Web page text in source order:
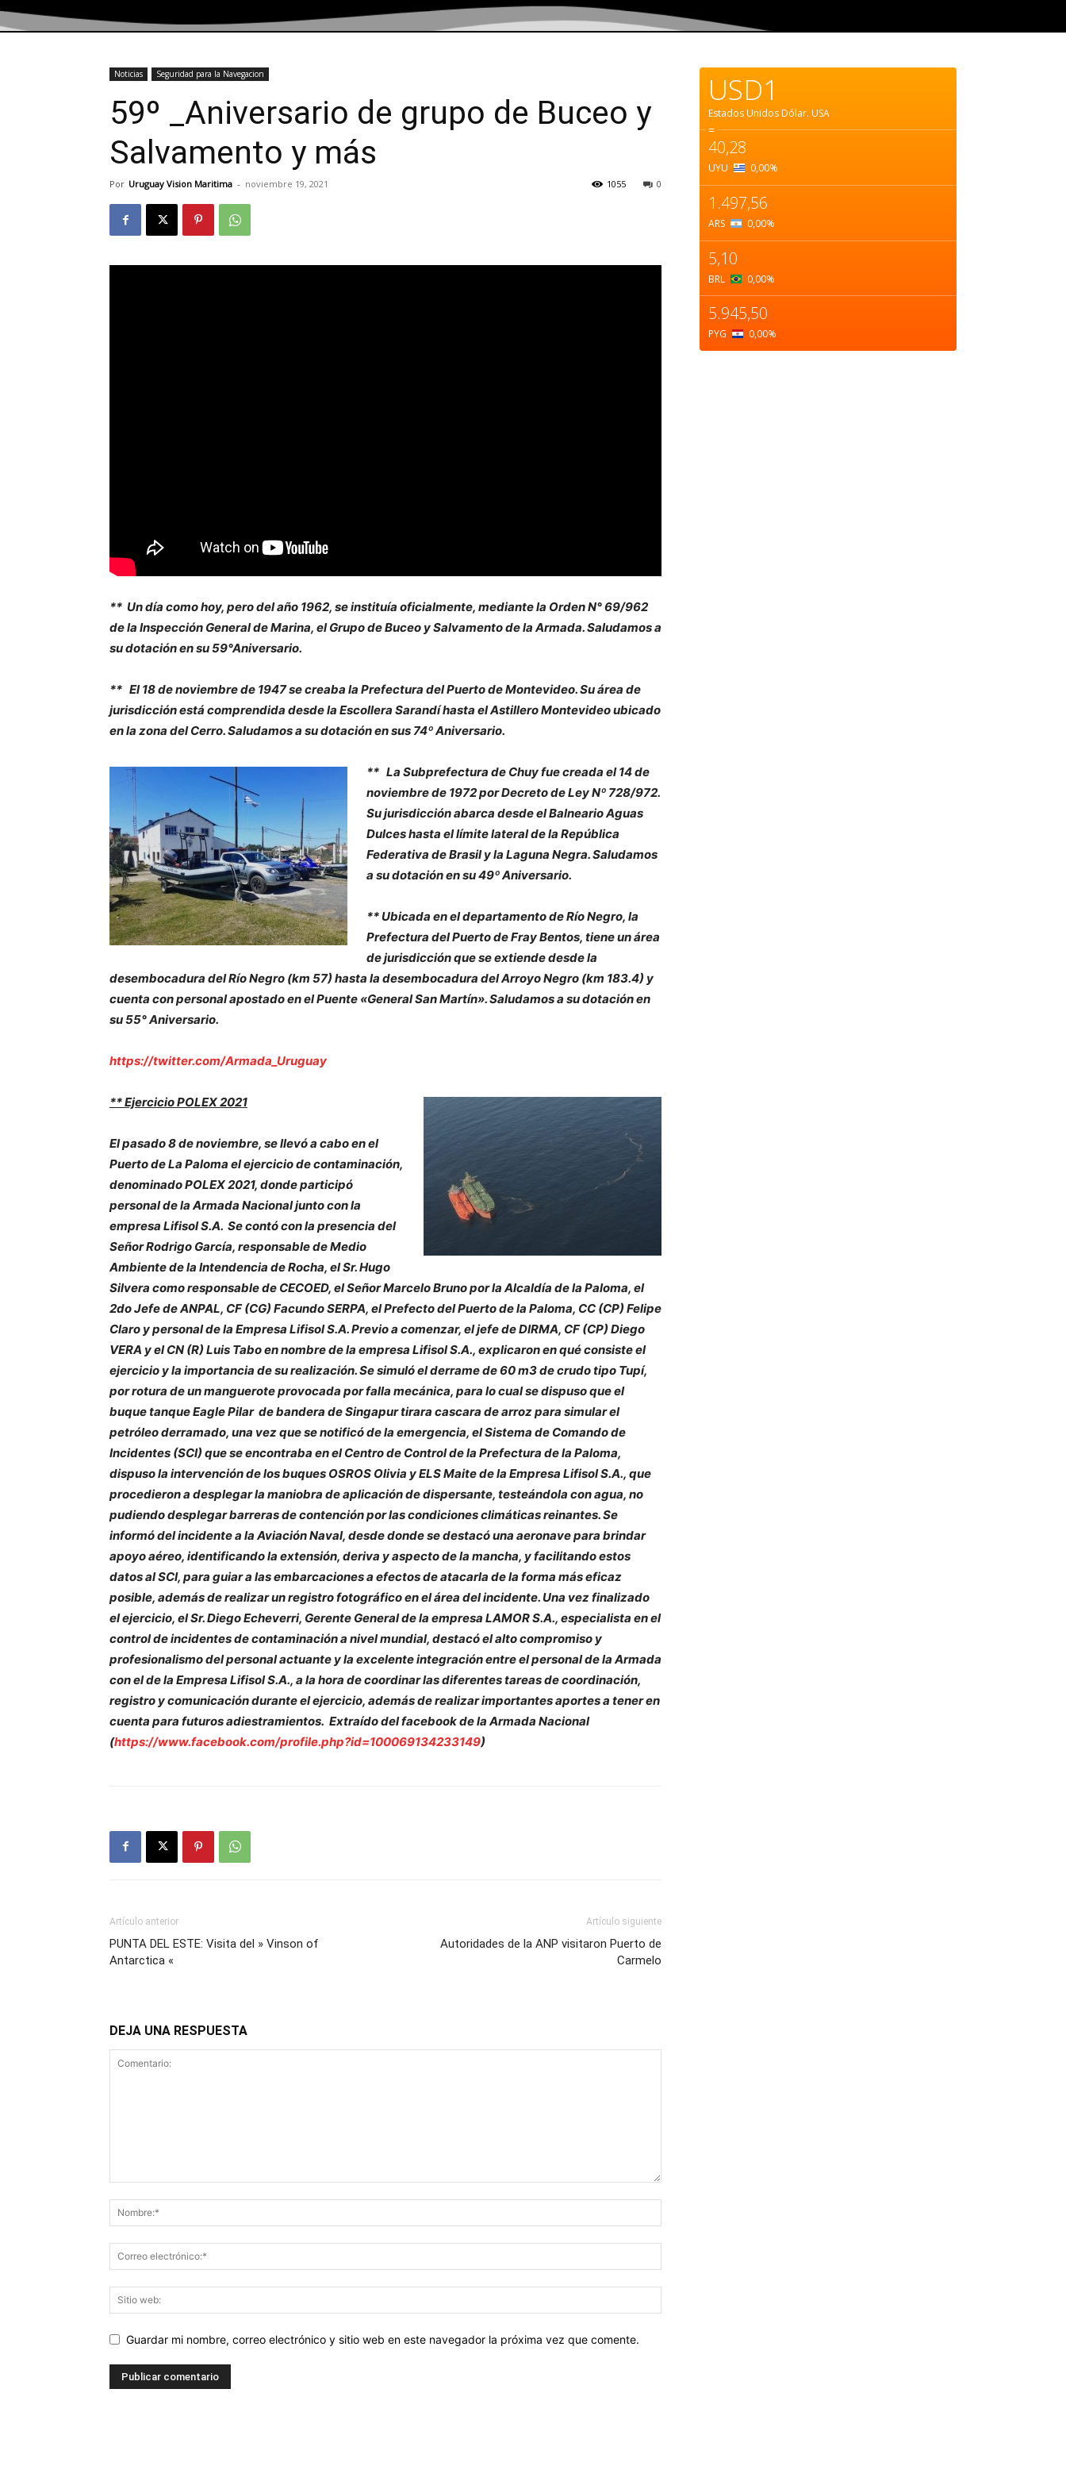
Noticias Seguridad para la Navegacion
59º _Aniversario de grupo de Buceo y
Salvamento y más
Por Uruguay Vision Maritima - noviembre 19, 2021 0
1055
** Un día como hoy, pero del año 1962, se instituía oficialmente, mediante la Orden N° 69/962
de la Inspección General de Marina, el Grupo de Buceo y Salvamento de la Armada. Saludamos a
su dotación en su 59°Aniversario.
** El 18 de noviembre de 1947 se creaba la Prefectura del Puerto de Montevideo. Su área de
jurisdicción está comprendida desde la Escollera Sarandí hasta el Astillero Montevideo ubicado
en la zona del Cerro. Saludamos a su dotación en sus 74º Aniversario.
** La Subprefectura de Chuy fue creada el 14 de
noviembre de 1972 por Decreto de Ley Nº 728/972.
Su jurisdicción abarca desde el Balneario Aguas
Dulces hasta el límite lateral de la República
Federativa de Brasil y la Laguna Negra. Saludamos
a su dotación en su 49º Aniversario.
** Ubicada en el departamento de Río Negro, la
Prefectura del Puerto de Fray Bentos, tiene un área
de jurisdicción que se extiende desde la
desembocadura del Río Negro (km 57) hasta la desembocadura del Arroyo Negro (km 183.4) y
cuenta con personal apostado en el Puente «General San Martín». Saludamos a su dotación en
su 55° Aniversario.
https://twitter.com/Armada_Uruguay
** Ejercicio POLEX 2021
El pasado 8 de noviembre, se llevó a cabo en el
Puerto de La Paloma el ejercicio de contaminación,
denominado POLEX 2021, donde participó
personal de la Armada Nacional junto con la
empresa Lifisol S.A. Se contó con la presencia del
Señor Rodrigo García, responsable de Medio
Ambiente de la Intendencia de Rocha, el Sr. Hugo
Silvera como responsable de CECOED, el Señor Marcelo Bruno por la Alcaldía de la Paloma, el
2do Jefe de ANPAL, CF (CG) Facundo SERPA, el Prefecto del Puerto de la Paloma, CC (CP) Felipe
Claro y personal de la Empresa Lifisol S.A. Previo a comenzar, el jefe de DIRMA, CF (CP) Diego
VERA y el CN (R) Luis Tabo en nombre de la empresa Lifisol S.A., explicaron en qué consiste el
ejercicio y la importancia de su realización. Se simuló el derrame de 60 m3 de crudo tipo Tupí,
por rotura de un manguerote provocada por falla mecánica, para lo cual se dispuso que el
buque tanque Eagle Pilar de bandera de Singapur tirara cascara de arroz para simular el
petróleo derramado, una vez que se notificó de la emergencia, el Sistema de Comando de
Incidentes (SCI) que se encontraba en el Centro de Control de la Prefectura de la Paloma,
dispuso la intervención de los buques OSROS Olivia y ELS Maite de la Empresa Lifisol S.A., que
procedieron a desplegar la maniobra de aplicación de dispersante, testeándola con agua, no
pudiendo desplegar barreras de contención por las condiciones climáticas reinantes. Se
informó del incidente a la Aviación Naval, desde donde se destacó una aeronave para brindar
apoyo aéreo, identificando la extensión, deriva y aspecto de la mancha, y facilitando estos
datos al SCI, para guiar a las embarcaciones a efectos de atacarla de la forma más eficaz
posible, además de realizar un registro fotográfico en el área del incidente. Una vez finalizado
el ejercicio, el Sr. Diego Echeverri, Gerente General de la empresa LAMOR S.A., especialista en el
control de incidentes de contaminación a nivel mundial, destacó el alto compromiso y
profesionalismo del personal actuante y la excelente integración entre el personal de la Armada
con el de la Empresa Lifisol S.A., a la hora de coordinar las diferentes tareas de coordinación,
registro y comunicación durante el ejercicio, además de realizar importantes aportes a tener en
cuenta para futuros adiestramientos. Extraído del facebook de la Armada Nacional
(https://www.facebook.com/profile.php?id=100069134233149)
Artículo anterior
PUNTA DEL ESTE: Visita del » Vinson of
Antarctica «
Artículo siguiente
Autoridades de la ANP visitaron Puerto de
Carmelo
DEJA UNA RESPUESTA
Guardar mi nombre, correo electrónico y sitio web en este navegador la próxima vez que comente.
USD1
Estados Unidos Dólar. USA
=
40,28
UYU 0,00%
1.497,56
ARS 0,00%
5,10
BRL 0,00%
5.945,50
PYG 0,00%